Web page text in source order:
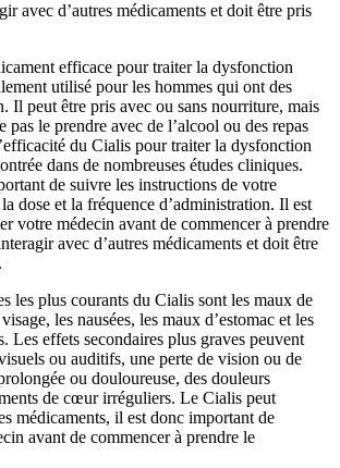
avec d’autres médicaments et doit être pris
efficace pour traiter la dysfonction
utilisé pour les hommes qui ont des
Il peut être pris avec ou sans nourriture, mais
pas le prendre avec de l’alcool ou des repas
du Cialis pour traiter la dysfonction
dans de nombreuses études cliniques.
de suivre les instructions de votre
dose et la fréquence d’administration. Il est
votre médecin avant de commencer à prendre
avec d’autres médicaments et doit être
les plus courants du Cialis sont les maux de
les nausées, les maux d’estomac et les
Les effets secondaires plus graves peuvent
ou auditifs, une perte de vision ou de
ou douloureuse, des douleurs
de cœur irréguliers. Le Cialis peut
médicaments, il est donc important de
avant de commencer à prendre le